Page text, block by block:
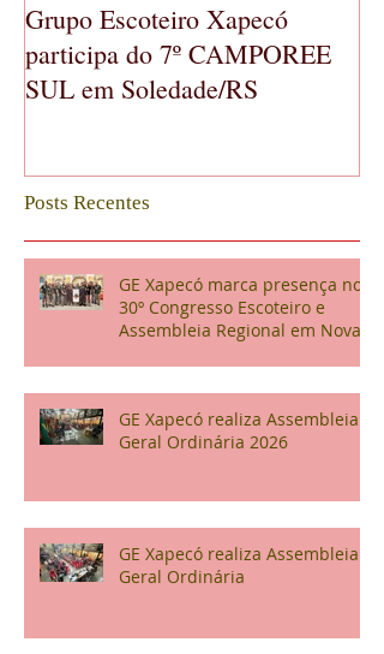
Grupo Escoteiro Xapecó
participa do 7º CAMPOREE
SUL em Soledade/RS
Posts Recentes
GE Xapecó marca presença no
30º Congresso Escoteiro e
Assembleia Regional em Nova
GE Xapecó realiza Assembleia
Geral Ordinária 2026
GE Xapecó realiza Assembleia
Geral Ordinária